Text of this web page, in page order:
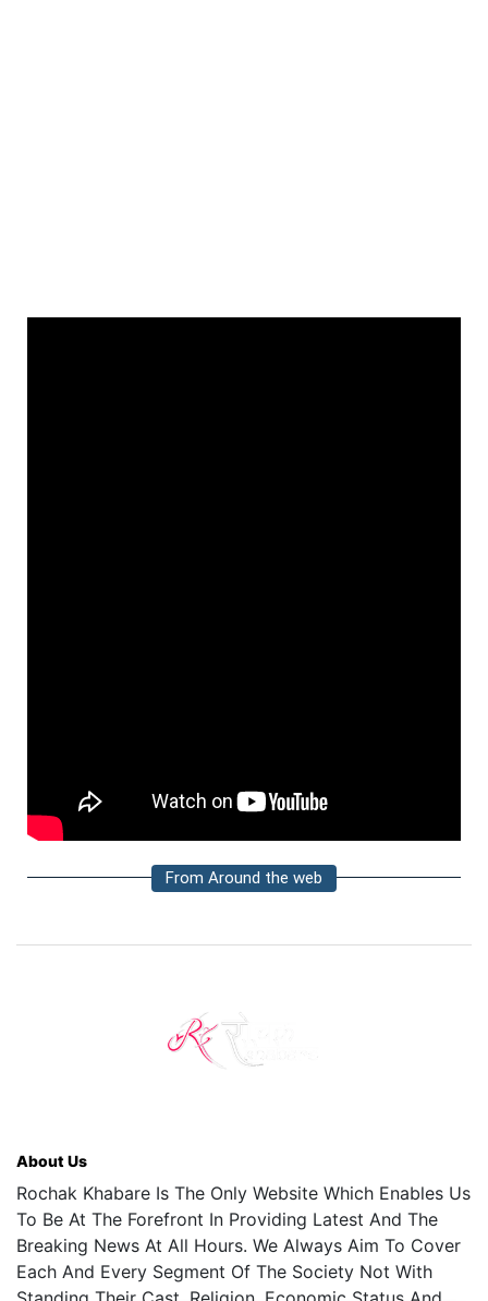
From Around the web
About Us
Rochak Khabare Is The Only Website Which Enables Us
To Be At The Forefront In Providing Latest And The
Breaking News At All Hours. We Always Aim To Cover
Each And Every Segment Of The Society Not With